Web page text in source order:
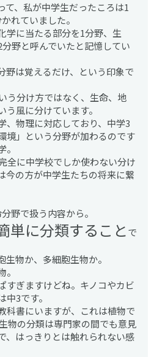
て、私が中学生だったころは1
れていました。
学に当たる部分を1分野、生
野と呼んでいたと記憶してい
野は覚えるだけ、という印象で
う分け方ではなく、生命、地
風に分けています。
、物理に対応しており、中学3
境」という分野が加わるのです
全に中学校でしか使わない分け
今の方が中学生たちの将来に繋
野で扱う内容から。
単に分類することで
物か、多細胞生物か。
すぎますけどね。キノコやカビ
3です。
科書にいますが、これは植物で
物の分類は専門家の間でも意見
、はっきりとは触れられない感